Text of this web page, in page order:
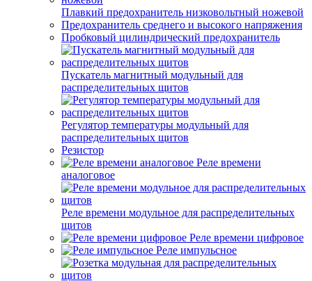
Плавкий предохранитель низковольтный ножевой
Предохранитель среднего и высокого напряжения
Пробковый цилиндрический предохранитель
Пускатель магнитный модульный для
распределительных щитов
Регулятор температуры модульный для
распределительных щитов
Резистор
Реле времени
аналоговое
Реле времени модульное для распределительных
щитов
Реле времени цифровое
Реле импульсное